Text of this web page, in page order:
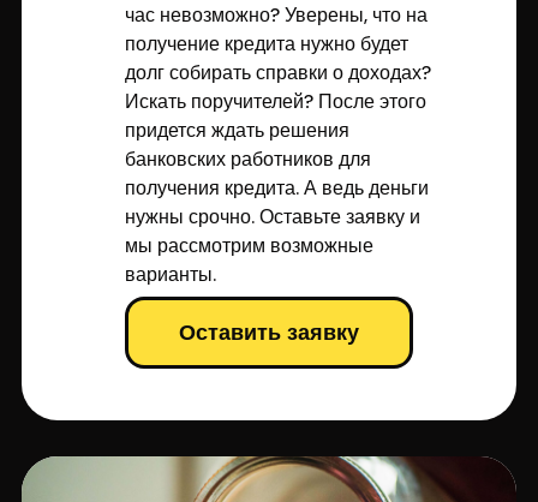
час невозможно? Уверены, что на
получение кредита нужно будет
долг собирать справки о доходах?
Искать поручителей? После этого
придется ждать решения
банковских работников для
получения кредита. А ведь деньги
нужны срочно. Оставьте заявку и
мы рассмотрим возможные
варианты.
Оставить заявку